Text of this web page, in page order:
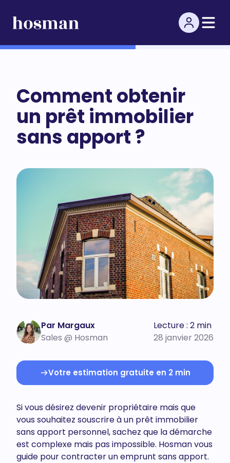
Comment obtenir
un prêt immobilier
sans apport ?
Par Margaux
Sales @ Hosman
Lecture : 2 min
28 janvier 2026
Votre estimation gratuite en 2 min
Si vous désirez devenir propriétaire mais que
vous souhaitez souscrire à un prêt immobilier
sans apport personnel, sachez que la démarche
est complexe mais pas impossible. Hosman vous
guide pour contracter un emprunt sans apport.